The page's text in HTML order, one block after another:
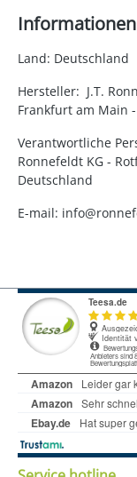
Land: Deutschland
Hersteller: J.T.
Frankfurt am Main
Verantwortliche
Ronnefeldt KG -
Deutschland
E-mail: